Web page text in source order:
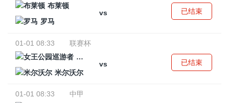
布莱顿
vs
罗马
已结束
01-01 08:33
联赛杯
女王公园巡游者
vs
米尔沃尔
已结束
01-01 08:33
中甲